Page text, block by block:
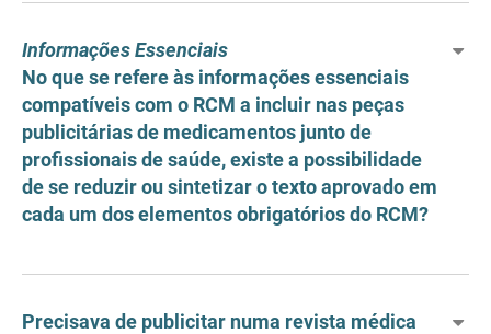
Informações Essenciais
No que se refere às informações essenciais
compatíveis com o RCM a incluir nas peças
publicitárias de medicamentos junto de
profissionais de saúde, existe a possibilidade
de se reduzir ou sintetizar o texto aprovado em
cada um dos elementos obrigatórios do RCM?
Precisava de publicitar numa revista médica